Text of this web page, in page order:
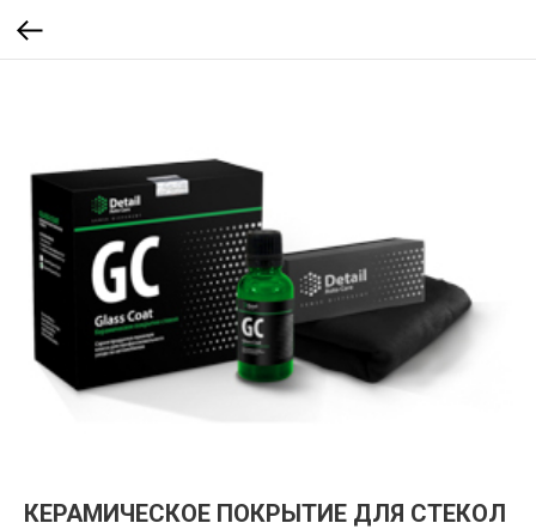
КЕРАМИЧЕСКОЕ ПОКРЫТИЕ ДЛЯ СТЕКОЛ